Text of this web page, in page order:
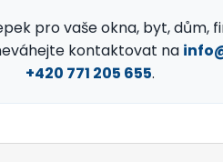
pro vaše okna, byt, dům,
kontaktovat na
+420 771 205 655.